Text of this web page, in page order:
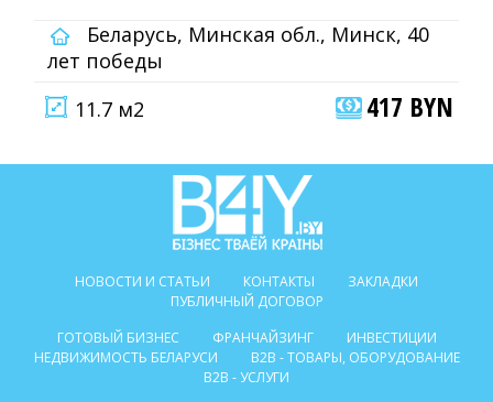
Беларусь, Минская обл., Минск, 40
лет победы
11.7 м2
417 BYN
НОВОСТИ И СТАТЬИ КОНТАКТЫ
ЗАКЛАДКИ
ПУБЛИЧНЫЙ ДОГОВОР
ГОТОВЫЙ БИЗНЕС
ФРАНЧАЙЗИНГ
ИНВЕСТИЦИИ
НЕДВИЖИМОСТЬ БЕЛАРУСИ
B2B - ТОВАРЫ, ОБОРУДОВАНИЕ
B2B - УСЛУГИ